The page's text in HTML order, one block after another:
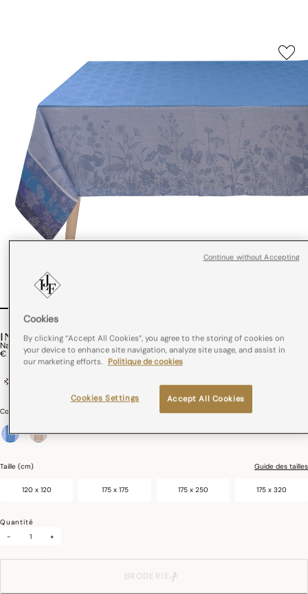
INSTANT BUCOLIQUE
Nappe Instant Bucolique Lin
€ 99,00
Couleurs :
Taille (cm) Guide des tailles
120 x 120 175 x 175 175 x 250 175 x 320
Quantité
-
+
BRODERIE
Cookies
By clicking “Accept All Cookies”, you agree to the storing of cookies on
your device to enhance site navigation, analyze site usage, and assist in
our marketing efforts. Politique de cookies
Accept All Cookies
Cookies Settings
Continue without Accepting